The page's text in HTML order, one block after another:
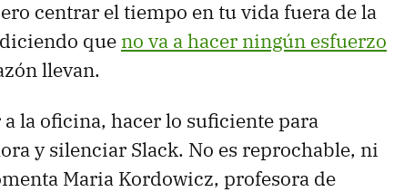
centrar el tiempo en tu vida fuera de la
que no va a hacer ningún esfuerzo
llevan.
a la oficina, hacer lo suficiente para
y silenciar Slack. No es reprochable, ni
Maria Kordowicz, profesora de